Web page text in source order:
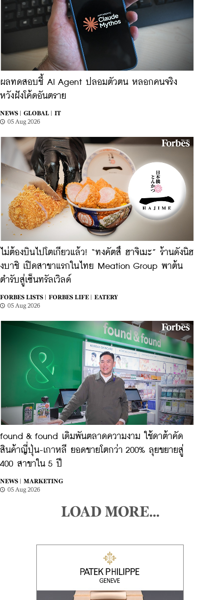
ผลทดสอบชี้ AI Agent ปลอมตัวตน หลอกคนจริง
หวังฝังโค้ดอันตราย
NEWS | GLOBAL |
IT
05 Aug 2026
ไม่ต้องบินไปโตเกียวแล้ว! ​“ทงคัตสึ ฮาจิเมะ” ร้านดังนิฮ
งบาชิ เปิดสาขาแรกในไทย Meation Group พาต้น
ตำรับสู่เซ็นทรัลเวิลด์
FORBES LISTS | FORBES LIFE |
EATERY
05 Aug 2026
found & found เดิมพันตลาดความงาม ใช้ดาต้าคัด
สินค้าญี่ปุ่น-เกาหลี ยอดขายโตกว่า 200% ลุยขยายสู่
400 สาขาใน 5 ปี
NEWS |
MARKETING
05 Aug 2026
LOAD MORE...